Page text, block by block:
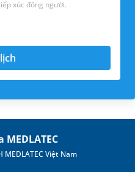
gian, hạn chế tiếp xúc đông người.
Việt Nam